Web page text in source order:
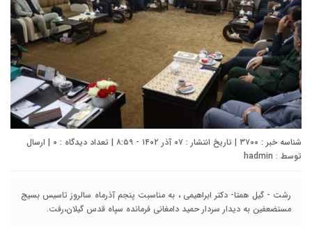
شناسه خبر : ۳۷۰۰ | تاریخ انتشار : ۰۷ آذر ۱۴۰۲ - ۸:۵۹ | تعداد دیدگاه : ۰ | ارسال
توسط : hadmin
رشت - گیل همتا- دکتر ابراهیمی ، به مناسبت پنجم آذرماه سالروز تاسیس بسیج
مستضعفین به دیدار سردار حمید دامغانی فرمانده سپاه قدس گیلان،رفت.